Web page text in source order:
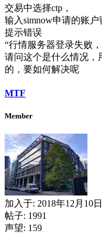
交易中选择ctp，
输入simnow申请的账户
提示错误
“行情服务器登录失败
请问这个是什么情况，
的，要如何解决呢
MTF
Member
加入于: 2018年12月10日
帖子: 1991
声望: 159